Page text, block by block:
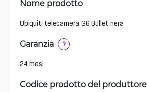
Nome prodotto
Ubiquiti telecamera G6 Bullet nera
Garanzia ?
24 mesi
Codice prodotto del produttore